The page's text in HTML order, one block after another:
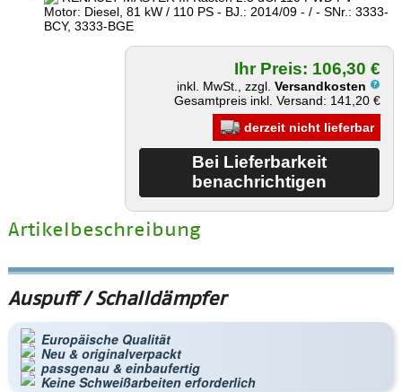
Motor: Diesel, 81 kW / 110 PS - BJ.: 2014/09 - / - SNr.: 3333-
BCY, 3333-BGE
Ihr Preis: 106,30 €
inkl. MwSt., zzgl.Versandkosten
Gesamtpreis inkl. Versand: 141,20 €
derzeit nicht lieferbar
Artikelbeschreibung
Auspuff / Schalldämpfer
Europäische Qualität
Neu & originalverpackt
passgenau & einbaufertig
Keine Schweißarbeiten erforderlich